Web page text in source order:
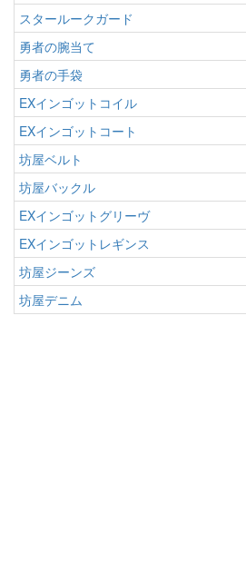
スタールークガード
勇者の腕当て
勇者の手袋
EXインゴットコイル
EXインゴットコート
坊屋ベルト
坊屋バックル
EXインゴットグリーヴ
EXインゴットレギンス
坊屋ジーンズ
坊屋デニム